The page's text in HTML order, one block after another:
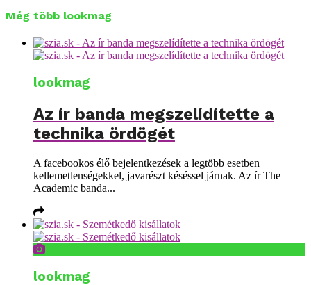
Még több lookmag
lookmag
Az ír banda megszelídítette a
technika ördögét
A facebookos élő bejelentkezések a legtöbb esetben
kellemetlenségekkel, javarészt késéssel járnak. Az ír The
Academic banda...
lookmag